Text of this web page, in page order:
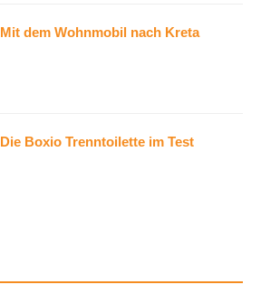
Mit dem Wohnmobil nach Kreta
Die Boxio Trenntoilette im Test